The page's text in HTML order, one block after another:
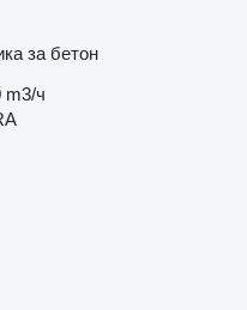
за бетон
m3/ч